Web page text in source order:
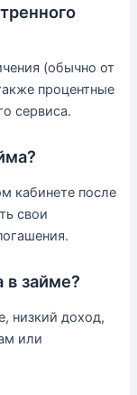
(обычно от
процентные
сервиса.
кабинете после
свои
в займе?
низкий доход,
или